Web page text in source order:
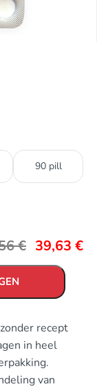
90 pill
€ 39,63 €
recept
in heel
van